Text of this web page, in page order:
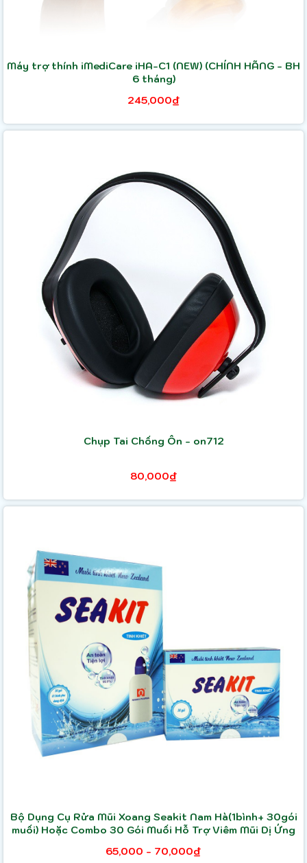
Máy trợ thính iMediCare iHA-C1 (NEW) (CHÍNH HÃNG - BH
6 tháng)
245,000₫
Chụp Tai Chống Ồn - on712
80,000₫
Bộ Dụng Cụ Rửa Mũi Xoang Seakit Nam Hà(1bình+ 30gói
muối) Hoặc Combo 30 Gói Muối Hỗ Trợ Viêm Mũi Dị Ứng
65,000 - 70,000₫